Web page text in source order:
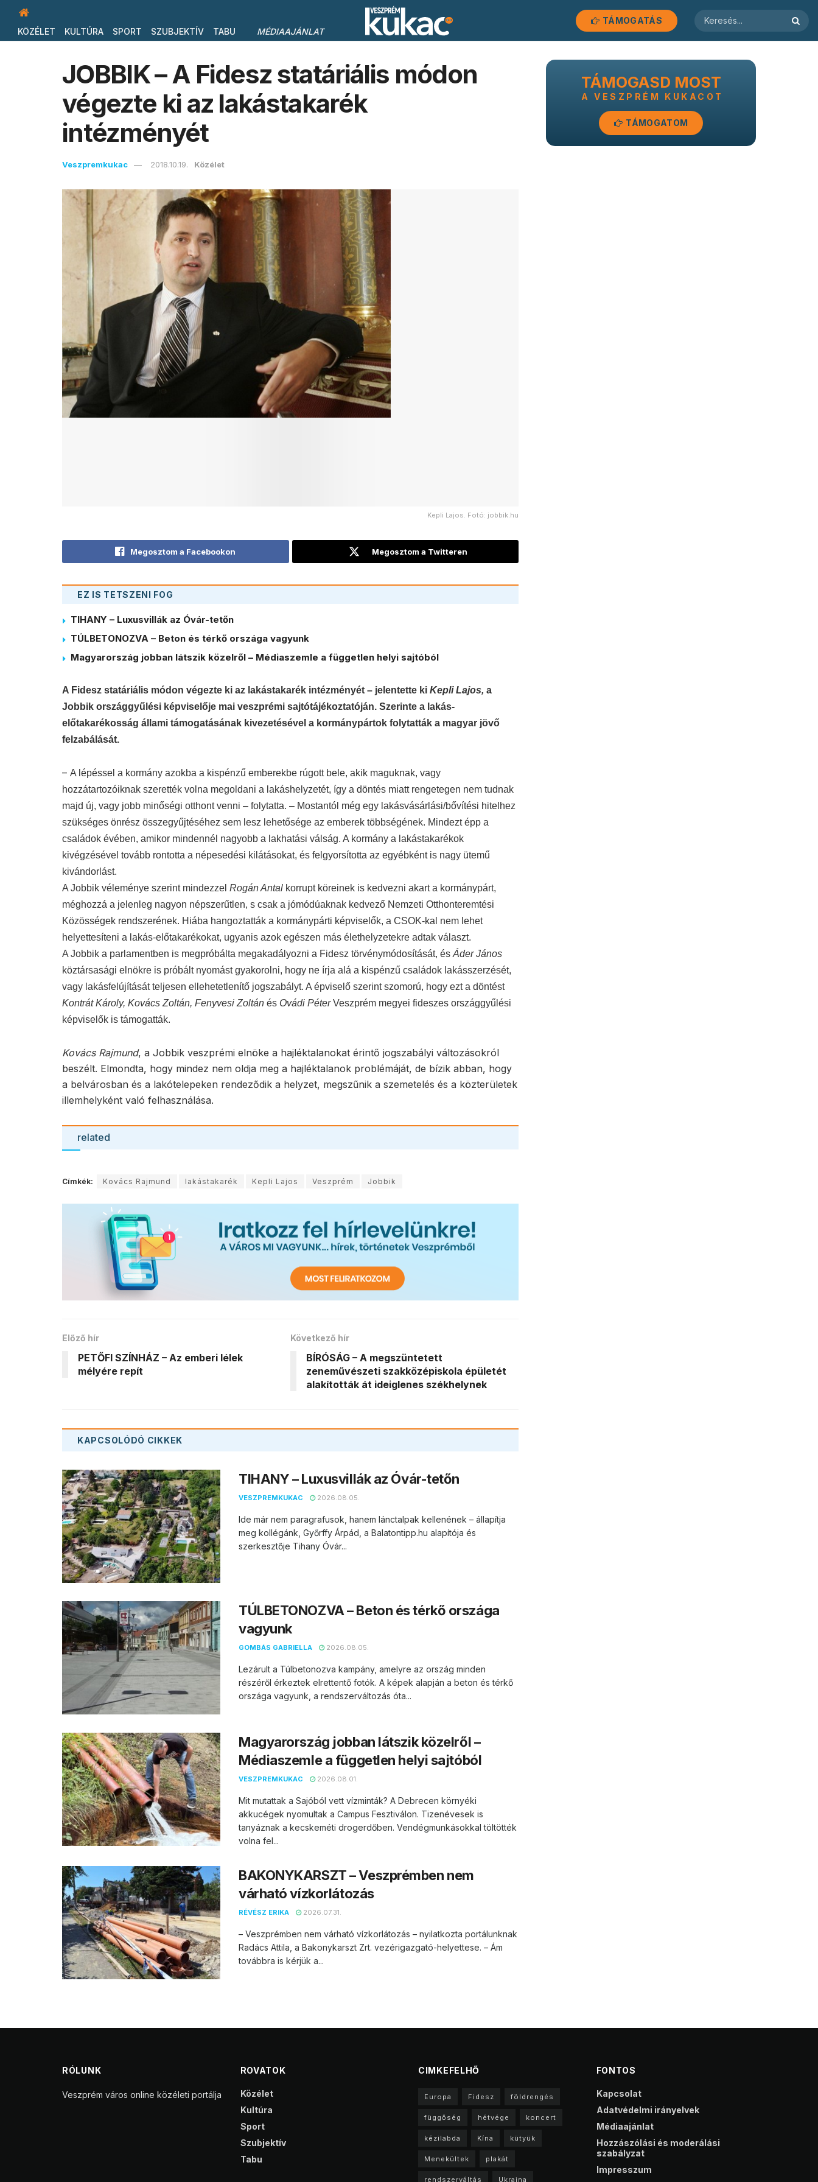
KÖZÉLET KULTÚRA SPORT SZUBJEKTÍV TABU MÉDIAAJÁNLAT
TÁMOGATÁS
JOBBIK – A Fidesz statáriális módon
végezte ki az lakástakarék
intézményét
Veszpremkukac 2018.10.19. Közélet
Kepli Lajos. Fotó: jobbik.hu
Megosztom a Facebookon Megosztom a Twitteren
EZ IS TETSZENI FOG
TIHANY – Luxusvillák az Óvár-tetőn
TÚLBETONOZVA – Beton és térkő országa vagyunk
Magyarország jobban látszik közelről – Médiaszemle a független helyi sajtóból
A Fidesz statáriális módon végezte ki az lakástakarék intézményét – jelentette ki Kepli Lajos, a
Jobbik országgyűlési képviselője mai veszprémi sajtótájékoztatóján. Szerinte a lakás-
előtakarékosság állami támogatásának kivezetésével a kormánypártok folytatták a magyar jövő
felzabálását.
– A lépéssel a kormány azokba a kispénzű emberekbe rúgott bele, akik maguknak, vagy
hozzátartozóiknak szerették volna megoldani a lakáshelyzetét, így a döntés miatt rengetegen nem tudnak
majd új, vagy jobb minőségi otthont venni – folytatta. – Mostantól még egy lakásvásárlási/bővítési hitelhez
szükséges önrész összegyűjtéséhez sem lesz lehetősége az emberek többségének. Mindezt épp a
családok évében, amikor mindennél nagyobb a lakhatási válság. A kormány a lakástakarékok
kivégzésével tovább rontotta a népesedési kilátásokat, és felgyorsította az egyébként is nagy ütemű
kivándorlást.
A Jobbik véleménye szerint mindezzel Rogán Antal korrupt köreinek is kedvezni akart a kormánypárt,
méghozzá a jelenleg nagyon népszerűtlen, s csak a jómódúaknak kedvező Nemzeti Otthonteremtési
Közösségek rendszerének. Hiába hangoztatták a kormánypárti képviselők, a CSOK-kal nem lehet
helyettesíteni a lakás-előtakarékokat, ugyanis azok egészen más élethelyzetekre adtak választ.
A Jobbik a parlamentben is megpróbálta megakadályozni a Fidesz törvénymódosítását, és Áder János
köztársasági elnökre is próbált nyomást gyakorolni, hogy ne írja alá a kispénzű családok lakásszerzését,
vagy lakásfelújítását teljesen ellehetetlenítő jogszabályt. A épviselő szerint szomorú, hogy ezt a döntést
Kontrát Károly, Kovács Zoltán, Fenyvesi Zoltán és Ovádi PéterVeszprém megyei fideszes országgyűlési
képviselők is támogatták.
Kovács Rajmund, a Jobbik veszprémi elnöke a hajléktalanokat érintő jogszabályi változásokról
beszélt. Elmondta, hogy mindez nem oldja meg a hajléktalanok problémáját, de bízik abban, hogy
a belvárosban és a lakótelepeken rendeződik a helyzet, megszűnik a szemetelés és a közterületek
illemhelyként való felhasználása.
related
Címkék: Kovács Rajmund lakástakarék Kepli Lajos Veszprém Jobbik
Előző hír
PETŐFI SZÍNHÁZ – Az emberi lélek
mélyére repít
Következő hír
BÍRÓSÁG – A megszüntetett
zeneművészeti szakközépiskola épületét
alakították át ideiglenes székhelynek
KAPCSOLÓDÓ CIKKEK
TIHANY – Luxusvillák az Óvár-tetőn
VESZPREMKUKAC 2026.08.05.
Ide már nem paragrafusok, hanem lánctalpak kellenének – állapítja
meg kollégánk, Győrffy Árpád, a Balatontipp.hu alapítója és
szerkesztője Tihany Óvár...
TÚLBETONOZVA – Beton és térkő országa
vagyunk
GOMBÁS GABRIELLA 2026.08.05.
Lezárult a Túlbetonozva kampány, amelyre az ország minden
részéről érkeztek elrettentő fotók. A képek alapján a beton és térkő
országa vagyunk, a rendszerváltozás óta...
Magyarország jobban látszik közelről –
Médiaszemle a független helyi sajtóból
VESZPREMKUKAC 2026.08.01.
Mit mutattak a Sajóból vett vízminták? A Debrecen környéki
akkucégek nyomultak a Campus Fesztiválon. Tizenévesek is
tanyáznak a kecskeméti drogerdőben. Vendégmunkásokkal töltötték
volna fel...
BAKONYKARSZT – Veszprémben nem
várható vízkorlátozás
RÉVÉSZ ERIKA 2026.07.31.
– Veszprémben nem várható vízkorlátozás – nyilatkozta portálunknak
Radács Attila, a Bakonykarszt Zrt. vezérigazgató-helyettese. – Ám
továbbra is kérjük a...
TÁMOGASD MOST
A VESZPRÉM KUKACOT
TÁMOGATOM
RÓLUNK
Veszprém város online közéleti portálja
ROVATOK
Közélet
Kultúra
Sport
Szubjektív
Tabu
CIMKEFELHŐ
Europa Fidesz földrengés
függőség hétvége koncert
kézilabda Kína kütyük
Menekültek plakát
rendszerváltás Ukrajna
FONTOS
Kapcsolat
Adatvédelmi irányelvek
Médiaajánlat
Hozzászólási és moderálási
szabályzat
Impresszum